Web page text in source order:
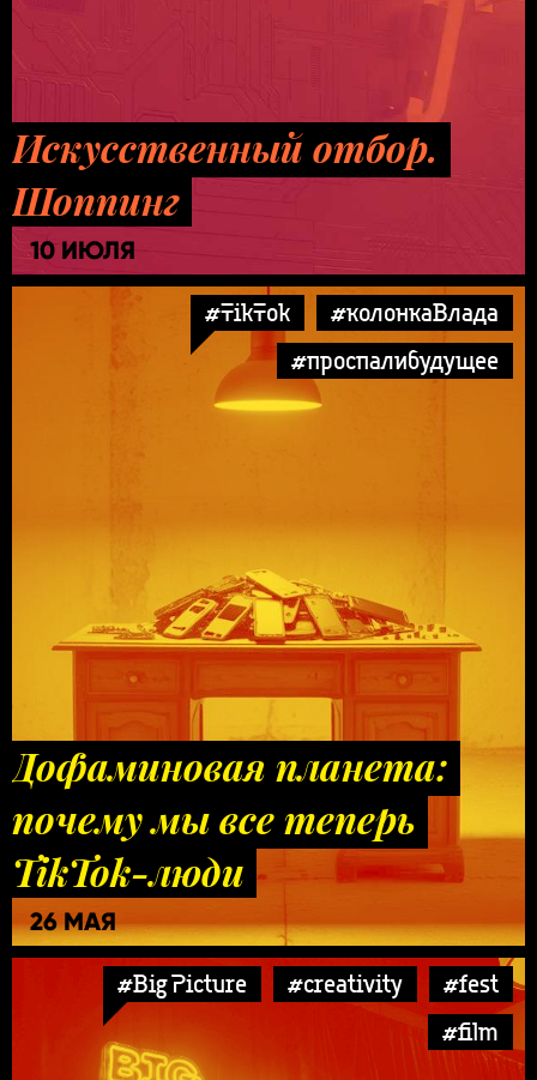
Искусственный отбор.
Шоппинг
10 ИЮЛЯ
#TikTok
#колонкаВлада
#проспалибудущее
Дофаминовая планета:
почему мы все теперь
TikTok-люди
26 МАЯ
#Big Picture #creativity
#fest
#film